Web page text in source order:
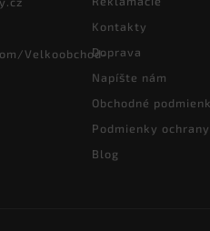
Velkoobchod-
Kontakty
Doprava
Napíšte nám
Obchodné
Podmienky
Blog